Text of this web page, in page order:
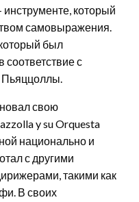
который
самовыражения.
был
с
Пьяццоллы.
свою
y su Orquesta
национально и
с другими
такими как
В своих